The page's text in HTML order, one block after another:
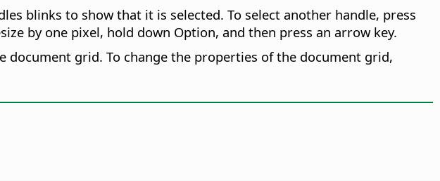
blinks to show that it is selected. To select another handle, press
by one pixel, hold down Option, and then press an arrow key.
grid. To change the properties of the document grid,